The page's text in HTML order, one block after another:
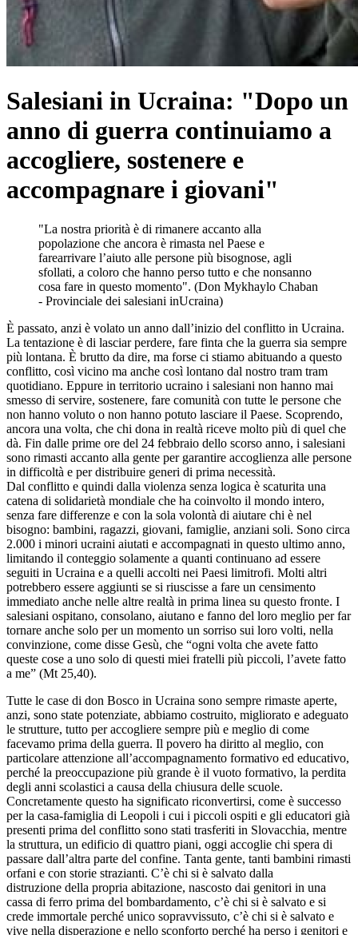
Salesiani in Ucraina: "Dopo un
anno di guerra continuiamo a
accogliere, sostenere e
accompagnare i giovani"
"La nostra priorità è di rimanere accanto alla
popolazione che ancora è rimasta nel Paese e
farearrivare l’aiuto alle persone più bisognose, agli
sfollati, a coloro che hanno perso tutto e che nonsanno
cosa fare in questo momento". (Don Mykhaylo Chaban
- Provinciale dei salesiani inUcraina)
È passato, anzi è volato un anno dall’inizio del conflitto in Ucraina.
La tentazione è di lasciar perdere, fare finta che la guerra sia sempre
più lontana. È brutto da dire, ma forse ci stiamo abituando a questo
conflitto, così vicino ma anche così lontano dal nostro tram tram
quotidiano. Eppure in territorio ucraino i salesiani non hanno mai
smesso di servire, sostenere, fare comunità con tutte le persone che
non hanno voluto o non hanno potuto lasciare il Paese. Scoprendo,
ancora una volta, che chi dona in realtà riceve molto più di quel che
dà. Fin dalle prime ore del 24 febbraio dello scorso anno, i salesiani
sono rimasti accanto alla gente per garantire accoglienza alle persone
in difficoltà e per distribuire generi di prima necessità.
Dal conflitto e quindi dalla violenza senza logica è scaturita una
catena di solidarietà mondiale che ha coinvolto il mondo intero,
senza fare differenze e con la sola volontà di aiutare chi è nel
bisogno: bambini, ragazzi, giovani, famiglie, anziani soli. Sono circa
2.000 i minori ucraini aiutati e accompagnati in questo ultimo anno,
limitando il conteggio solamente a quanti continuano ad essere
seguiti in Ucraina e a quelli accolti nei Paesi limitrofi. Molti altri
potrebbero essere aggiunti se si riuscisse a fare un censimento
immediato anche nelle altre realtà in prima linea su questo fronte. I
salesiani ospitano, consolano, aiutano e fanno del loro meglio per far
tornare anche solo per un momento un sorriso sui loro volti, nella
convinzione, come disse Gesù, che “ogni volta che avete fatto
queste cose a uno solo di questi miei fratelli più piccoli, l’avete fatto
a me” (Mt 25,40).
Tutte le case di don Bosco in Ucraina sono sempre rimaste aperte,
anzi, sono state potenziate, abbiamo costruito, migliorato e adeguato
le strutture, tutto per accogliere sempre più e meglio di come
facevamo prima della guerra. Il povero ha diritto al meglio, con
particolare attenzione all’accompagnamento formativo ed educativo,
perché la preoccupazione più grande è il vuoto formativo, la perdita
degli anni scolastici a causa della chiusura delle scuole.
Concretamente questo ha significato riconvertirsi, come è successo
per la casa-famiglia di Leopoli i cui i piccoli ospiti e gli educatori già
presenti prima del conflitto sono stati trasferiti in Slovacchia, mentre
la struttura, un edificio di quattro piani, oggi accoglie chi spera di
passare dall’altra parte del confine. Tanta gente, tanti bambini rimasti
orfani e con storie strazianti. C’è chi si è salvato dalla
distruzione della propria abitazione, nascosto dai genitori in una
cassa di ferro prima del bombardamento, c’è chi si è salvato e si
crede immortale perché unico sopravvissuto, c’è chi si è salvato e
vive nella disperazione e nello sconforto perché ha perso i genitori e